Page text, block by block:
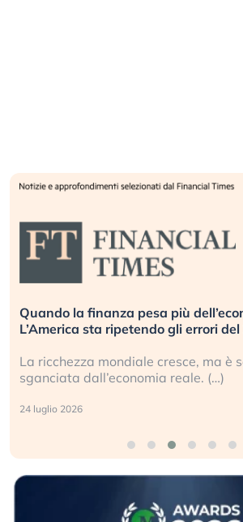
Russia e Cina pronti a spegnere
investitori stanno sottovalutando
Gli investitori tech continuano a
geopolitico: il (…)
17 luglio 2026